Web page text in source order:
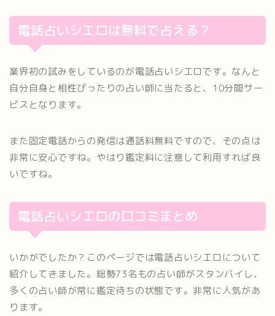
電話占いシエロは無料で占える？
業界初の試みをしているのが電話占いシエロです。なんと
自分自身と相性ぴったりの占い師に当たると、10分間サー
ビスとなります。
また固定電話からの発信は通話料無料ですので、その点は
非常に安心ですね。やはり鑑定料に注意して利用すれば良
いですね。
電話占いシエロの口コミまとめ
いかがでしたか？このページでは電話占いシエロについて
紹介してきました。総勢73名もの占い師がスタンバイし、
多くの占い師が常に鑑定待ちの状態です。非常に人気があ
ります。